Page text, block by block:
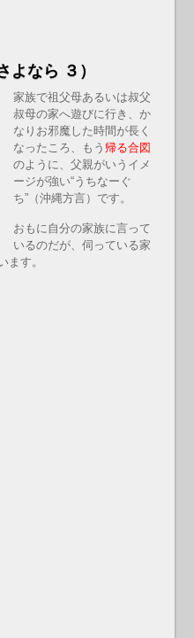
なら ３）
家族で祖父母あるいは叔父
叔母の家へ遊びに行き、か
なりお邪魔した時間が長く
なったころ、もう 帰る合図
のように、父親がいうイメ
ージが強い“うちなーぐ
ち”（沖縄方言）です。
おもに自分の家族に言って
いるのだが、伺っている家
ます。